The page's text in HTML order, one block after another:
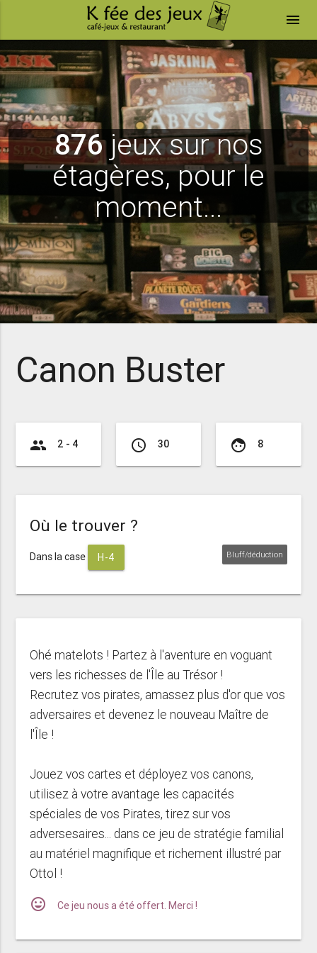
menu
876jeux sur nos
étagères, pour le
moment...
Canon Buster
group 2 - 4 access_time 30 face 8
Où le trouver ?
Dans la case H-4 Bluff/déduction
Ohé matelots ! Partez à l'aventure en voguant
vers les richesses de l'Île au Trésor !
Recrutez vos pirates, amassez plus d'or que vos
adversaires et devenez le nouveau Maître de
l'Île !
Jouez vos cartes et déployez vos canons,
utilisez à votre avantage les capacités
spéciales de vos Pirates, tirez sur vos
adversesaires... dans ce jeu de stratégie familial
au matériel magnifique et richement illustré par
Ottol !
mood Ce jeu nous a été offert. Merci !